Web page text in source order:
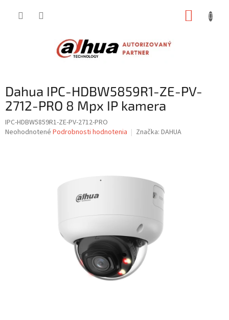
Dahua IPC-HDBW5859R1-ZE-PV-
2712-PRO 8 Mpx IP kamera
IPC-HDBW5859R1-ZE-PV-2712-PRO
Priemerné
Neohodnotené Podrobnosti hodnotenia Značka: DAHUA